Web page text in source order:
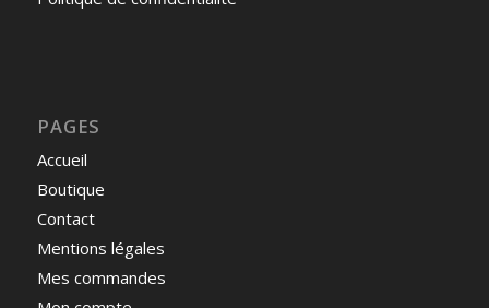
PAGES
Accueil
Boutique
Contact
Mentions légales
Mes commandes